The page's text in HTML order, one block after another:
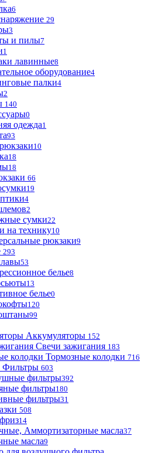
6
29
3
и пилы7
1
лавинные8
оборудование4
палки4
2
140
0
одежда1
93
10
18
18
66
19
4
2
сумки22
на технику10
рюкзаки9
293
53
белье8
13
белье0
120
99
Аккумуляторы 152
Свечи зажигания 183
Тормозные колодки 716
Фильтры 603
фильтры392
фильтры180
фильтры31
508
14
Аммортизаторные масла37
масла9